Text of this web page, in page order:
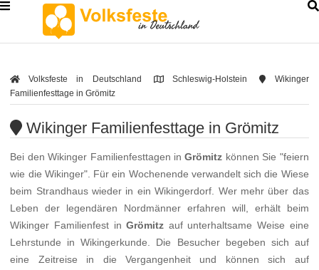
Volksfeste in Deutschland Schleswig-Holstein
Wikinger
Familienfesttage in Grömitz
Wikinger Familienfesttage in Grömitz
Bei den Wikinger Familienfesttagen inGrömitz können Sie "feiern
wie die Wikinger". Für ein Wochenende verwandelt sich die Wiese
beim Strandhaus wieder in ein Wikingerdorf. Wer mehr über das
Leben der legendären Nordmänner erfahren will, erhält beim
Wikinger Familienfest inGrömitz auf unterhaltsame Weise eine
Lehrstunde in Wikingerkunde. Die Besucher begeben sich auf
eine Zeitreise in die Vergangenheit und können sich auf